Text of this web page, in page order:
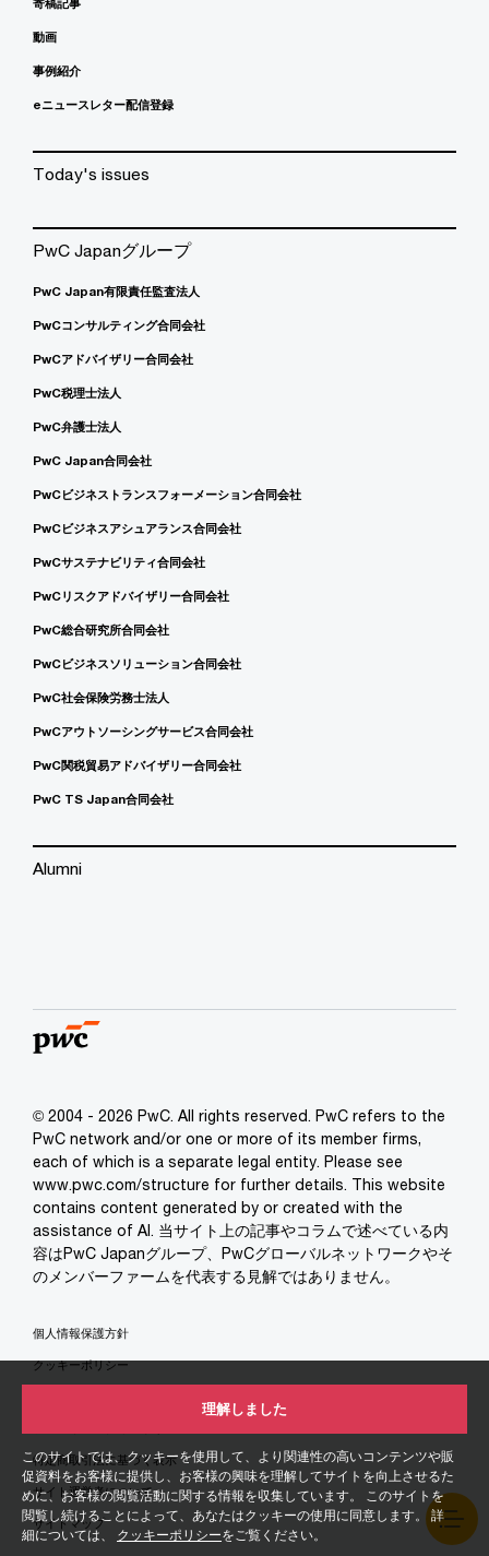
このサイトでは、クッキーを使用して、より関連性の高いコンテンツや販
促資料をお客様に提供し、お客様の興味を理解してサイトを向上させるた
めに、お客様の閲覧活動に関する情報を収集しています。 このサイトを
閲覧し続けることによって、あなたはクッキーの使用に同意します。 詳
細については、 クッキーポリシーをご覧ください。
理解しました
寄稿記事
動画
事例紹介
eニュースレター配信登録
Today's issues
PwC Japanグループ
PwC Japan有限責任監査法人
PwCコンサルティング合同会社
PwCアドバイザリー合同会社
PwC税理士法人
PwC弁護士法人
PwC Japan合同会社
PwCビジネストランスフォーメーション合同会社
PwCビジネスアシュアランス合同会社
PwCサステナビリティ合同会社
PwCリスクアドバイザリー合同会社
PwC総合研究所合同会社
PwCビジネスソリューション合同会社
PwC社会保険労務士法人
PwCアウトソーシングサービス合同会社
PwC関税貿易アドバイザリー合同会社
PwC TS Japan合同会社
Alumni
© 2004 - 2026 PwC. All rights reserved. PwC refers to the
PwC network and/or one or more of its member firms,
each of which is a separate legal entity. Please see
www.pwc.com/structure for further details. This website
contains content generated by or created with the
assistance of AI. 当サイト上の記事やコラムで述べている内
容はPwC Japanグループ、PwCグローバルネットワークやそ
のメンバーファームを代表する見解ではありません。
個人情報保護方針
クッキーポリシー
特定商取引法に基づく表示
サイト運営者について
サイトマップ